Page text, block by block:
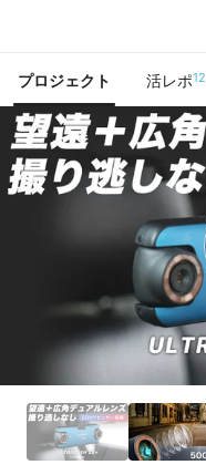
プロジェクト 活レポ12